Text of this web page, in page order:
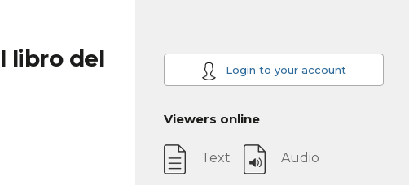
libro del
Login to your account
Viewers online
Text Audio